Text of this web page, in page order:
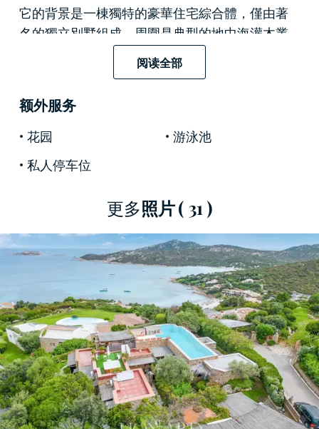
它的背景是一棟獨特的豪華住宅綜合體，僅由著
名的獨立別墅組成，周圍是典型的地中海灌木叢
鬱鬱蔥蔥、未受污染的自然風光。
這座待售別墅的建築線條優雅精緻，位置私密而
安靜，坐落在一個大型私人綠樹成蔭的花園中，
平的宜人氛圍，並提供美妙的環境。觸摸短笛佩
韋羅的大海的景色。
5 間臥室和 4 間浴室
均位於同一樓層，提供了特別聰明的空間佈局，
以便充分利用220 平方米的整個起居面積。
這裡設有一個大型起居區，設有客廳和獨立廚
房，以及五間臥室和四間浴室。室內裝潢有四個
涼棚，為起居區和臥室提供了完美的外部出口，
非常適合在陰涼處放鬆身心，欣賞佩韋羅灣和利
尼巴尼群島（翡翠帆船賽目的地）的景色。
這棟別墅設施齊全，無論是室內還是室外空間，
都能保證為入住者提供最大的舒適度，其屋頂游
泳池區是其獨特的特色。
阅读全部
额外服务
花园
游泳池
私人停车位
更多照片( 31 )